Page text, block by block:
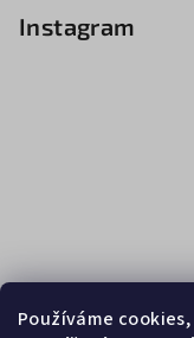
Používáme
Instagram